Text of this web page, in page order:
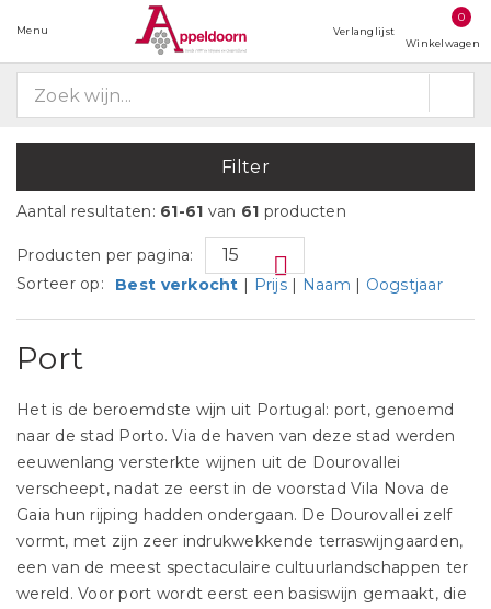
Menu Verlanglijst
0
Winkelwagen
Filter
Aantal resultaten: 61-61 van 61 producten
Producten per pagina:
Sorteer op:
Best verkocht | Prijs | Naam | Oogstjaar
Port
Het is de beroemdste wijn uit Portugal: port, genoemd
naar de stad Porto. Via de haven van deze stad werden
eeuwenlang versterkte wijnen uit de Dourovallei
verscheept, nadat ze eerst in de voorstad Vila Nova de
Gaia hun rijping hadden ondergaan. De Dourovallei zelf
vormt, met zijn zeer indrukwekkende terraswijngaarden,
een van de meest spectaculaire cultuurlandschappen ter
wereld. Voor port wordt eerst een basiswijn gemaakt, die